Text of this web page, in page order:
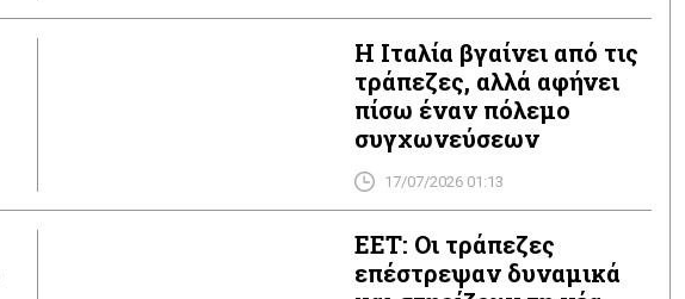
Η Ιταλία βγαίνει από τις
τράπεζες, αλλά αφήνει
πίσω έναν πόλεμο
συγχωνεύσεων
17/07/2026 01:13
ΕΕΤ: Οι τράπεζες
επέστρεψαν δυναμικά